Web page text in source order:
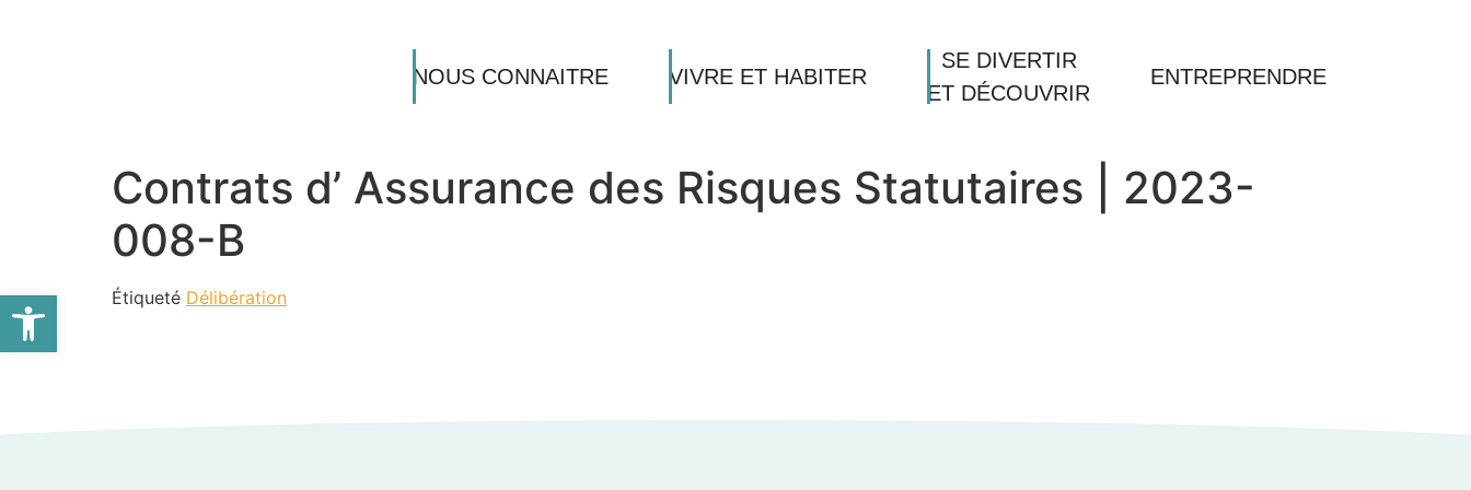
Ouvrir la barre d’outils
NOUS CONNAITRE VIVRE ET HABITER
SE DIVERTIR
ET DÉCOUVRIR
ENTREPRENDRE
Contrats d’ Assurance des Risques Statutaires | 2023-
008-B
Étiqueté Délibération